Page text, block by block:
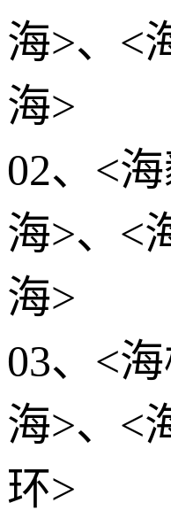
海>、<
海>
02、<
海>、<
海>
03、<
海>、<
环>